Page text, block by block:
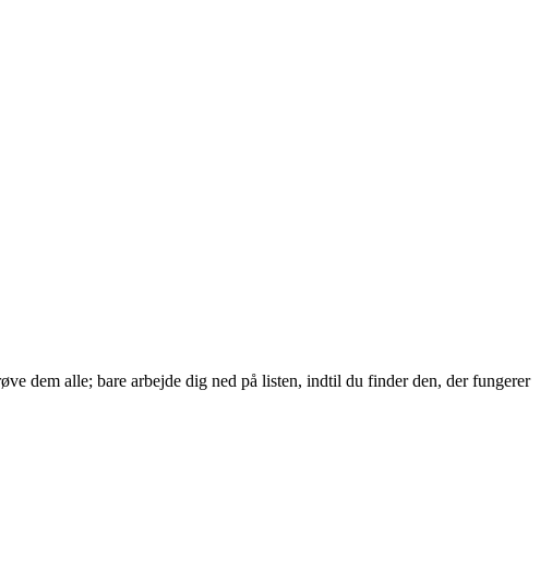
dem alle; bare arbejde dig ned på listen, indtil du finder den, der fungerer